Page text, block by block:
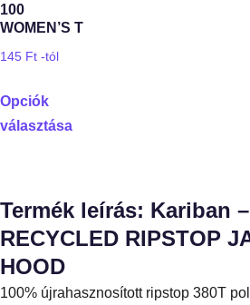
100
WOMEN’S T
145 Ft -tól
Opciók
választása
Termék leírás: Kariban
RECYCLED RIPSTOP
HOOD
100% újrahasznosított ripstop 380T